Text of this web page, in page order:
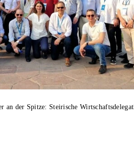
an der Spitze: Steirische